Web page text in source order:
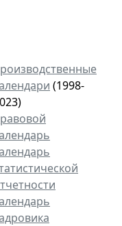
(1998-